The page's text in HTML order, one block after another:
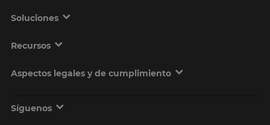
Soluciones
Recursos
Aspectos legales y de cumplimiento
Síguenos